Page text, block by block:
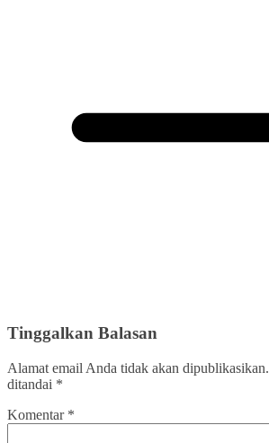
Tinggalkan Balasan
Alamat email Anda tidak akan dipublikasikan.
ditandai *
Komentar *